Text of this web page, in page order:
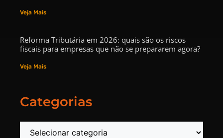
Veja Mais
Reforma Tributária em 2026: quais são os riscos
fiscais para empresas que não se prepararem agora?
Veja Mais
Categorias